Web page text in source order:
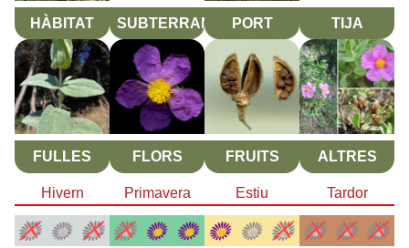
HÀBITAT SUBTERRANI PORT TIJA
FULLES FLORS FRUITS ALTRES
Hivern Primavera Estiu Tardor